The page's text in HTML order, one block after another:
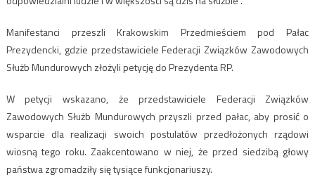
Manifestanci przeszli Krakowskim Przedmieściem pod Pałac
Prezydencki, gdzie przedstawiciele Federacji Związków Zawodowych
Służb Mundurowych złożyli petycję do Prezydenta RP.
W petycji wskazano, że przedstawiciele Federacji Związków
Zawodowych Służb Mundurowych przyszli przed pałac, aby prosić o
wsparcie dla realizacji swoich postulatów przedłożonych rządowi
wiosną tego roku. Zaakcentowano w niej, że przed siedzibą głowy
państwa zgromadziły się tysiące funkcjonariuszy.